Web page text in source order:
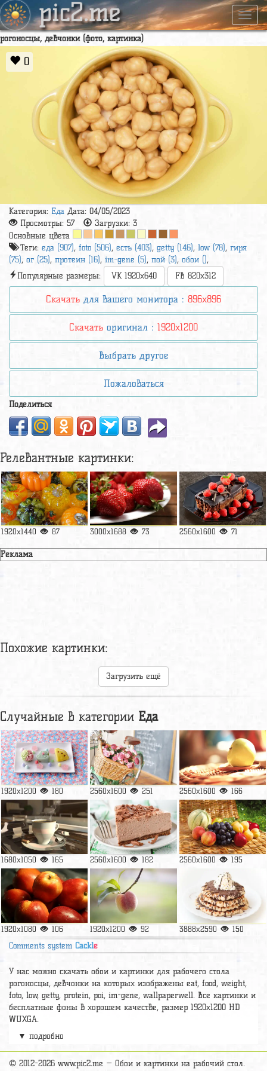
pic2.me
рогоносцы, девчонки (фото, картинка)
0
Категория: Еда Дата: 04/05/2023
Просмотры: 57 Загрузки: 3
Основные цвета
Теги: еда (907), foto (506), есть (403), getty (146), low (78), гиря
(75), ог (25), протеин (16), im-gene (5), пой (3), обои (),
Популярные размеры:
VK 1920x640 FB 820x312
Скачать для вашего монитора : 896x896
Скачать оригинал : 1920x1200
Выбрать другое
Пожаловаться
Поделиться
Релевантные картинки:
1920x1440 87 3000x1688 73 2560x1600 71
Реклама
Похожие картинки:
Загрузить ещё
Случайные в категории Еда
1920x1200 180 2560x1600 251 2560x1600 166
1680x1050 165 2560x1600 182 2560x1600 195
1920x1080 106 1920x1200 92 3888x2590 150
Comments system Cackle
У нас можно скачать обои и картинки для рабочего стола
рогоносцы, девчонки на которых изображены eat, food, weight,
foto, low, getty, protein, poi, im-gene, wallpaperwell. Все картинки и
бесплатные фоны в хорошем качестве, размер 1920x1200 HD
WUXGA.
А так же можно найти много других картинок на нужную тему
разделобои Еда, на сайте pic2.me представлено очень большое
количество красивых широкоформатных картинок, фото и обоев
▼ подробно
© 2012-2026 www.pic2.me — Обои и картинки на рабочий стол.